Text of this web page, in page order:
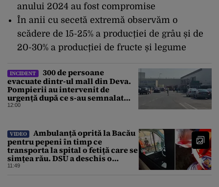
anului 2024 au fost compromise
În anii cu secetă extremă observăm o
scădere de 15-25% a producției de grâu și de
20-30% a producției de fructe și legume
INCIDENT
300 de persoane
evacuate dintr-ul mall din Deva.
Pompierii au intervenit de
urgență după ce s-au semnalat
degajări mari de fum
12:00
VIDEO
Ambulanță oprită la Bacău
pentru pepeni în timp ce
transporta la spital o fetiță care se
simțea rău. DSU a deschis o
anchetă
11:49